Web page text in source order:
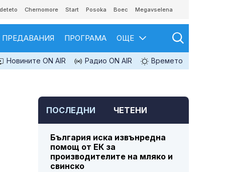
Chernomore Start Posoka Boec Megavselena
ПРЕДАВАНИЯ ПРОГРАМА ОЩЕ
Новините ON AIR Радио ON AIR Времето
ПОСЛЕДНИ ЧЕТЕНИ
България иска извънредна
помощ от ЕК за
производителите на мляко и
свинско